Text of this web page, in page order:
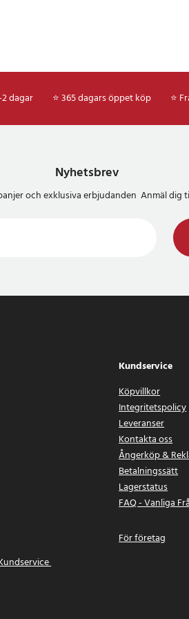
2 dagar ⭐ 365 dagars öppet köp ⭐
Nyhetsbrev
och exklusiva erbjudanden Anmäl dig
Kundservice
Köpvillkor
Integritetspolicy
Leveranser
Kontakta oss
Ångerköp &
Betalningssätt
Lagerstatus
FAQ - Vanliga
För företag